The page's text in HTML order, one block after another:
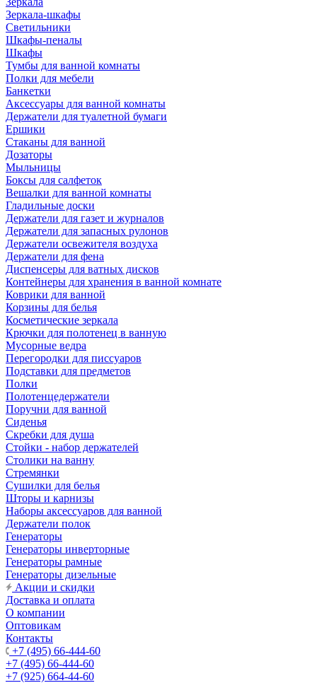
Зеркала-шкафы
Светильники
Шкафы-пеналы
Шкафы
Тумбы для ванной комнаты
Полки для мебели
Банкетки
Аксессуары для ванной комнаты
Держатели для туалетной бумаги
Ершики
Стаканы для ванной
Дозаторы
Мыльницы
Боксы для салфеток
Вешалки для ванной комнаты
Гладильные доски
Держатели для газет и журналов
Держатели для запасных рулонов
Держатели освежителя воздуха
Держатели для фена
Диспенсеры для ватных дисков
Контейнеры для хранения в ванной комнате
Коврики для ванной
Корзины для белья
Косметические зеркала
Крючки для полотенец в ванную
Мусорные ведра
Перегородки для писсуаров
Подставки для предметов
Полки
Полотенцедержатели
Поручни для ванной
Сиденья
Скребки для душа
Стойки - набор держателей
Столики на ванну
Стремянки
Сушилки для белья
Шторы и карнизы
Наборы аксессуаров для ванной
Держатели полок
Генераторы
Генераторы инверторные
Генераторы рамные
Генераторы дизельные
Акции и скидки
Доставка и оплата
О компании
Оптовикам
Контакты
+7 (495) 66-444-60
+7 (495) 66-444-60
+7 (925) 664-44-60